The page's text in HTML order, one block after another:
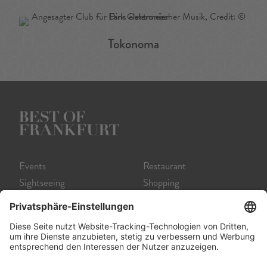
Tokonoma
Events
Sightseeing
Museum
Theater
Film
Restaurant
Shopping
Service A-Z